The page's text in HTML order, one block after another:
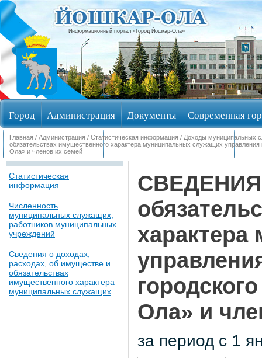
Информационный портал «Город Йошкар-Ола»
Город Администрация Документы Современная
Обращения граждан Общественные обсуждения
Главная / Администрация / Статистическая информация / Доходы муниципальных
обязательствах имущественного характера муниципальных служащих
Ола» и членов их семей
Статистическая
информация
Численность
муниципальных служащих,
работников муниципальных
учреждений
Сведения о доходах,
расходах, об имуществе и
обязательствах
имущественного характера
муниципальных служащих
СВЕДЕНИЯ
Ола» и
за период с 1